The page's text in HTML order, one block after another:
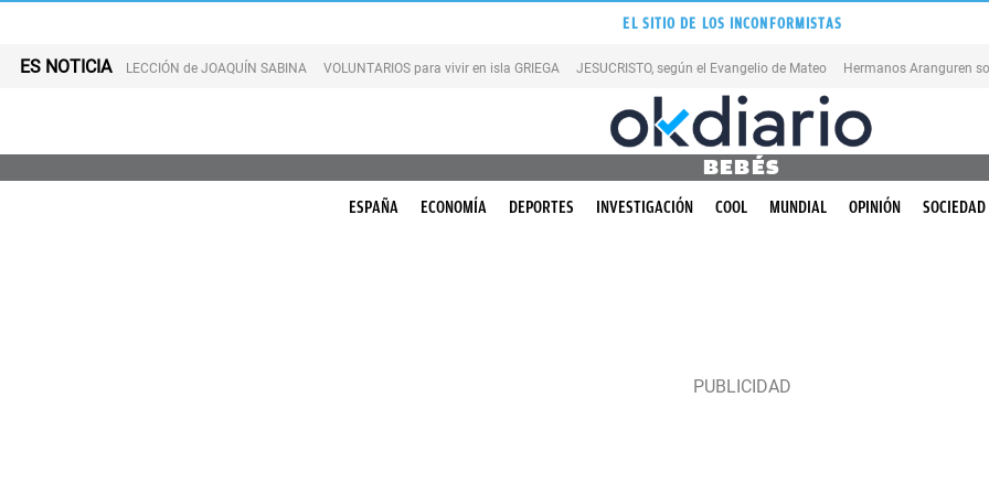
EL SITIO DE LOS INCONFORMISTAS
ES NOTICIA LECCIÓN de JOAQUÍN SABINA VOLUNTARIOS para vivir en isla GRIEGA JESUCRISTO, según el Evangelio de Mateo Hermanos Aranguren
BEBÉS
ESPAÑA ECONOMÍA DEPORTES INVESTIGACIÓN COOL MUNDIAL OPINIÓN SOCIEDAD